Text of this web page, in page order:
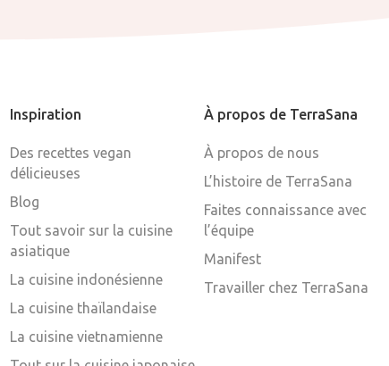
Inspiration
Des recettes vegan
délicieuses
Blog
Tout savoir sur la cuisine
asiatique
La cuisine indonésienne
La cuisine thaïlandaise
La cuisine vietnamienne
À propos de TerraSana
À propos de nous
L’histoire de TerraSana
Faites connaissance avec
l’équipe
Manifest
Travailler chez TerraSana